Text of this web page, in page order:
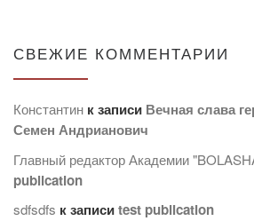
СВЕЖИЕ КОММЕНТАРИИ
Константин к записи Вечная слава
Семен Андрианович
Главный редактор Академии
publication
sdfsdfs к записиtest publication